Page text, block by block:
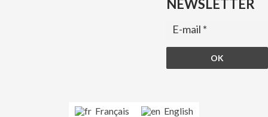
NEWSLETTER
Français English